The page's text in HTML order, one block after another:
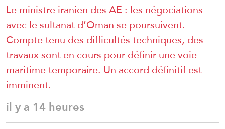
Le ministre iranien des AE : les négociations
avec le sultanat d’Oman se poursuivent.
Compte tenu des difficultés techniques, des
travaux sont en cours pour définir une voie
maritime temporaire. Un accord définitif est
imminent.
il y a 14 heures